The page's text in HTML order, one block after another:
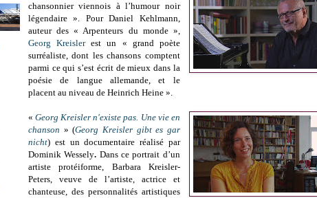
chansonnier viennois à l’humour noir
légendaire ». Pour Daniel Kehlmann,
auteur des « Arpenteurs du monde »,
Georg Kreislerest un « grand poète
surréaliste, dont les chansons comptent
parmi ce qui s’est écrit de mieux dans la
poésie de langue allemande, et le
placent au niveau de Heinrich Heine ».
«Georg Kreisler n'existe pas. Une vie en
chanson » (Georg Kreisler gibt es gar
nicht) est un documentaire réalisé par
Dominik Wessely. Dans ce portrait d’un
artiste protéiforme, Barbara Kreisler-
Peters, veuve de l’artiste, actrice et
chanteuse, des personnalités artistiques